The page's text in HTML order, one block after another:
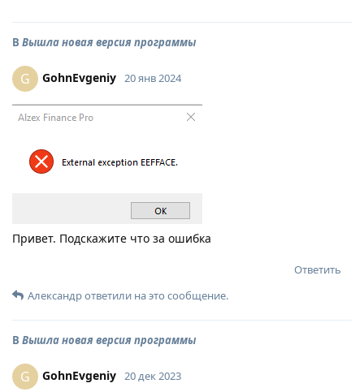
В Вышла новая версия программы
G GohnEvgeniy 20 янв 2024
Привет. Подскажите что за ошибка
Ответить
Александрответили на это сообщение.
В Вышла новая версия программы
G GohnEvgeniy 20 дек 2023